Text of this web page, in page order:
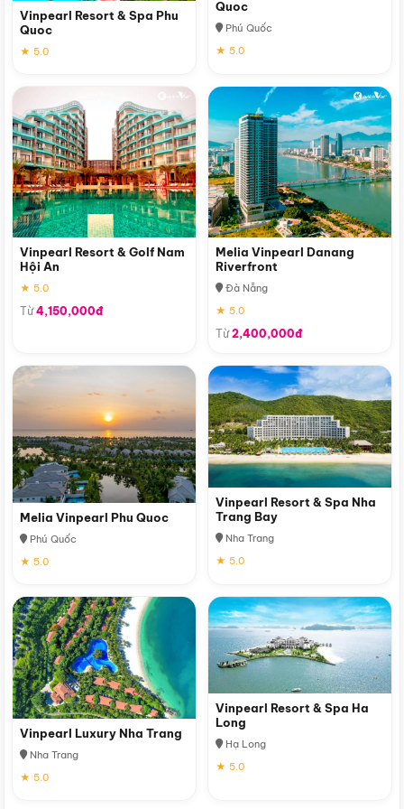
Vinpearl Resort & Spa Phu
Quoc
★ 5.0
Quoc
Phú Quốc
★ 5.0
Vinpearl Resort & Golf Nam
Hội An
★ 5.0
Từ4,150,000đ
Melia Vinpearl Danang
Riverfront
Đà Nẵng
★ 5.0
Từ2,400,000đ
Melia Vinpearl Phu Quoc
Phú Quốc
★ 5.0
Vinpearl Resort & Spa Nha
Trang Bay
Nha Trang
★ 5.0
Vinpearl Luxury Nha Trang
Nha Trang
★ 5.0
Vinpearl Resort & Spa Ha
Long
Hạ Long
★ 5.0